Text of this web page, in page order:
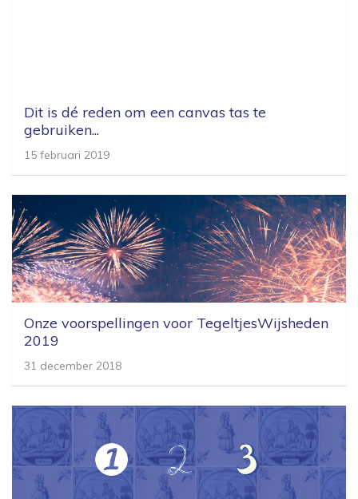
Dit is dé reden om een canvas tas te
gebruiken...
15 februari 2019
Onze voorspellingen voor TegeltjesWijsheden
2019
31 december 2018